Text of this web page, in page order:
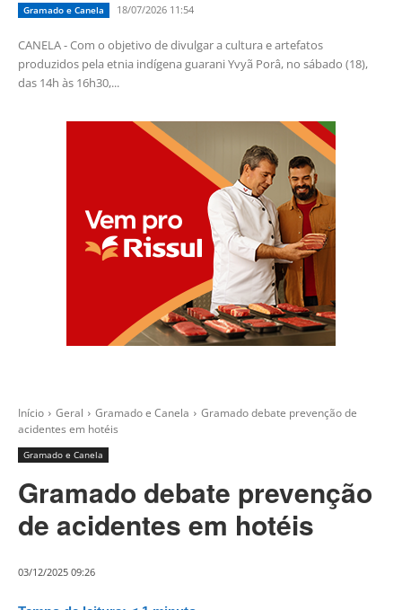
Gramado e Canela 18/07/2026 11:54
CANELA - Com o objetivo de divulgar a cultura e artefatos
produzidos pela etnia indígena guarani Yvyã Porâ, no sábado (18),
das 14h às 16h30,...